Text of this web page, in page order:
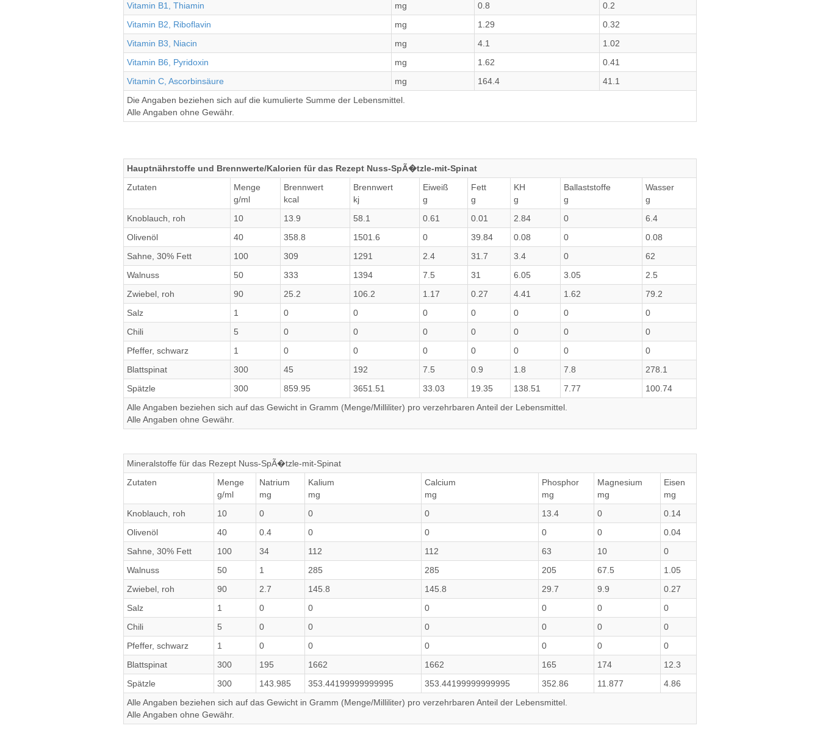
Vitamin B1, Thiamin
mg 0.8
0.2
Vitamin B2, Riboflavin
mg 1.29
0.32
Vitamin B3, Niacin
mg 4.1
1.02
Vitamin B6, Pyridoxin
mg 1.62
0.41
Vitamin C, Ascorbinsäure
mg 164.4
41.1
Die Angaben beziehen sich auf die kumulierte Summe der Lebensmittel.
Alle Angaben ohne Gewähr.
Hauptnährstoffe und Brennwerte/Kalorien für das Rezept Nuss-SpÃ�tzle-mit-Spinat
Zutaten
Menge
g/ml
Brennwert
kcal
Brennwert
kj
Eiweiß
g
Fett
g
KH
g
Ballaststoffe
g
Wasser
g
Knoblauch, roh
10 13.9 58.1 0.61 0.01 2.84 0
6.4
Olivenöl
40 358.8 1501.6 0 39.84 0.08 0
0.08
Sahne, 30% Fett
100 309 1291 2.4 31.7 3.4 0
62
Walnuss
50 333 1394 7.5 31 6.05 3.05
2.5
Zwiebel, roh
90 25.2 106.2 1.17 0.27 4.41 1.62
79.2
Salz
1 0 0 0 0 0 0
0
Chili
5 0 0 0 0 0 0
0
Pfeffer, schwarz
1 0 0 0 0 0 0
0
Blattspinat
300 45 192 7.5 0.9 1.8 7.8
278.1
Spätzle
300 859.95 3651.51 33.03 19.35 138.51 7.77
100.74
Alle Angaben beziehen sich auf das Gewicht in Gramm (Menge/Milliliter) pro verzehrbaren Anteil der Lebensmittel.
Alle Angaben ohne Gewähr.
Mineralstoffe für das Rezept Nuss-SpÃ�tzle-mit-Spinat
Zutaten
Menge
g/ml
Natrium
mg
Kalium
mg
Calcium
mg
Phosphor
mg
Magnesium
mg
Eisen
mg
Knoblauch, roh
10 0 0 0 13.4 0
0.14
Olivenöl
40 0.4 0 0 0 0
0.04
Sahne, 30% Fett
100 34 112 112 63 10
0
Walnuss
50 1 285 285 205 67.5
1.05
Zwiebel, roh
90 2.7 145.8 145.8 29.7 9.9
0.27
Salz
1 0 0 0 0 0
0
Chili
5 0 0 0 0 0
0
Pfeffer, schwarz
1 0 0 0 0 0
0
Blattspinat
300 195 1662 1662 165 174
12.3
Spätzle
300 143.985 353.44199999999995 353.44199999999995 352.86 11.877
4.86
Alle Angaben beziehen sich auf das Gewicht in Gramm (Menge/Milliliter) pro verzehrbaren Anteil der Lebensmittel.
Alle Angaben ohne Gewähr.